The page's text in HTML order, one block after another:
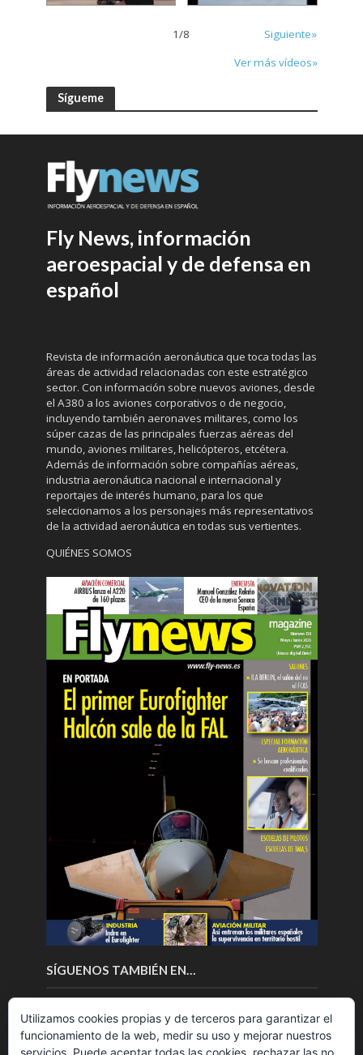
1/8
Siguiente»
Ver más vídeos»
Sígueme
Fly News, información
aeroespacial y de defensa en
español
Revista de información aeronáutica que toca todas las
áreas de actividad relacionadas con este estratégico
sector. Con información sobre nuevos aviones, desde
el A380 a los aviones corporativos o de negocio,
incluyendo también aeronaves militares, como los
súper cazas de las principales fuerzas aéreas del
mundo, aviones militares, helicópteros, etcétera.
Además de información sobre compañías aéreas,
industria aeronáutica nacional e internacional y
reportajes de interés humano, para los que
seleccionamos a los personajes más representativos
de la actividad aeronáutica en todas sus vertientes.
QUIÉNES SOMOS
SÍGUENOS TAMBIÉN EN…
Utilizamos cookies propias y de terceros para garantizar el
funcionamiento de la web, medir su uso y mejorar nuestros
servicios. Puede aceptar todas las cookies, rechazar las no